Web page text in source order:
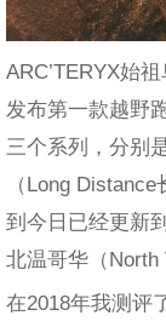
ARC’TERYX始
发布第一款越野
三个系列，分别
（Long
到今日已经更新
北温哥华（North
在2018年我测评